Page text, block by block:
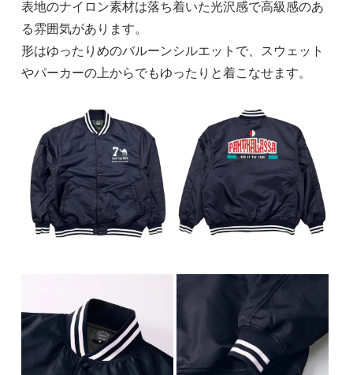
表地のナイロン素材は落ち着いた光沢感で高級感のあ
る雰囲気があります。
形はゆったりめのバルーンシルエットで、スウェット
やパーカーの上からでもゆったりと着こなせます。